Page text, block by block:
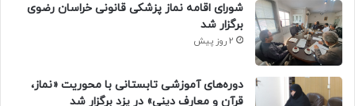
شورای اقامه نماز پزشکی قانونی خراسان رضوی
برگزار شد
2 روز پیش
دوره‌های آموزشی تابستانی با محوریت «نماز،
قرآن و معارف دینی» در یزد برگزار شد